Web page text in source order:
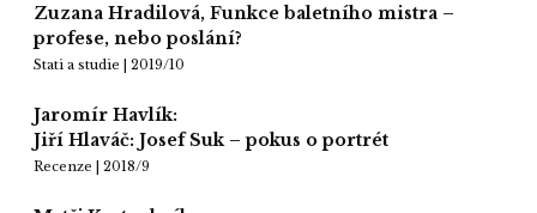
Zuzana Hradilová, Funkce baletního mistra –
profese, nebo poslání?
Stati a studie | 2019/10
Jaromír Havlík:
Jiří Hlaváč: Josef Suk – pokus o portrét
Recenze | 2018/9